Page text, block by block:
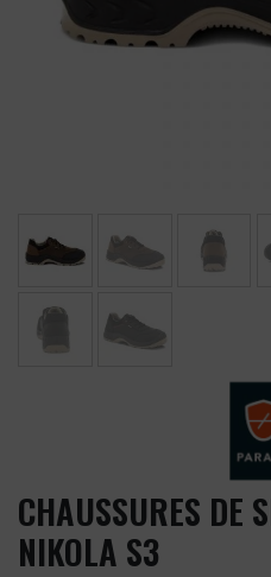
CHAUSSURES DE
NIKOLA S3